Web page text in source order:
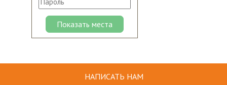
НАПИСАТЬ НАМ